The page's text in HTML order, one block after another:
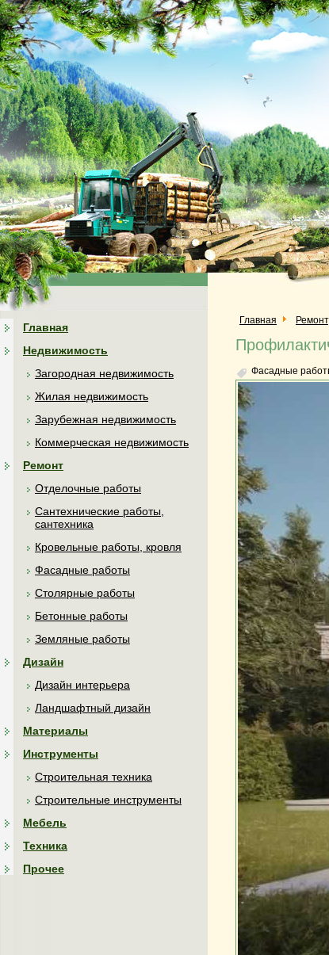
Главная
Недвижимость
Загородная недвижимость
Жилая недвижимость
Зарубежная недвижимость
Коммерческая недвижимость
Ремонт
Отделочные работы
Сантехнические работы,
сантехника
Кровельные работы, кровля
Фасадные работы
Столярные работы
Бетонные работы
Земляные работы
Дизайн
Дизайн интерьера
Ландшафтный дизайн
Материалы
Инструменты
Строительная техника
Строительные инструменты
Мебель
Техника
Прочее
Главная
Фасадные